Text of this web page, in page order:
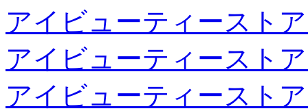
アイビューティースト
アイビューティースト
アイビューティースト